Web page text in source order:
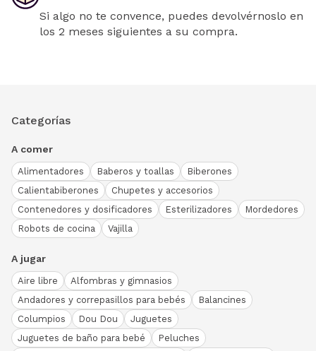
Si algo no te convence, puedes devolvérnoslo en
los 2 meses siguientes a su compra.
Categorías
A comer
Alimentadores Baberos y toallas
Biberones
Calientabiberones
Chupetes y accesorios
Contenedores y dosificadores
Esterilizadores
Mordedores
Robots de cocina
Vajilla
A jugar
Aire libre
Alfombras y gimnasios
Andadores y correpasillos para bebés
Balancines
Columpios
Dou Dou
Juguetes
Juguetes de baño para bebé
Peluches